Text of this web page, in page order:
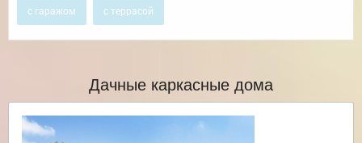
с гаражом с террасой
Дачные каркасные дома